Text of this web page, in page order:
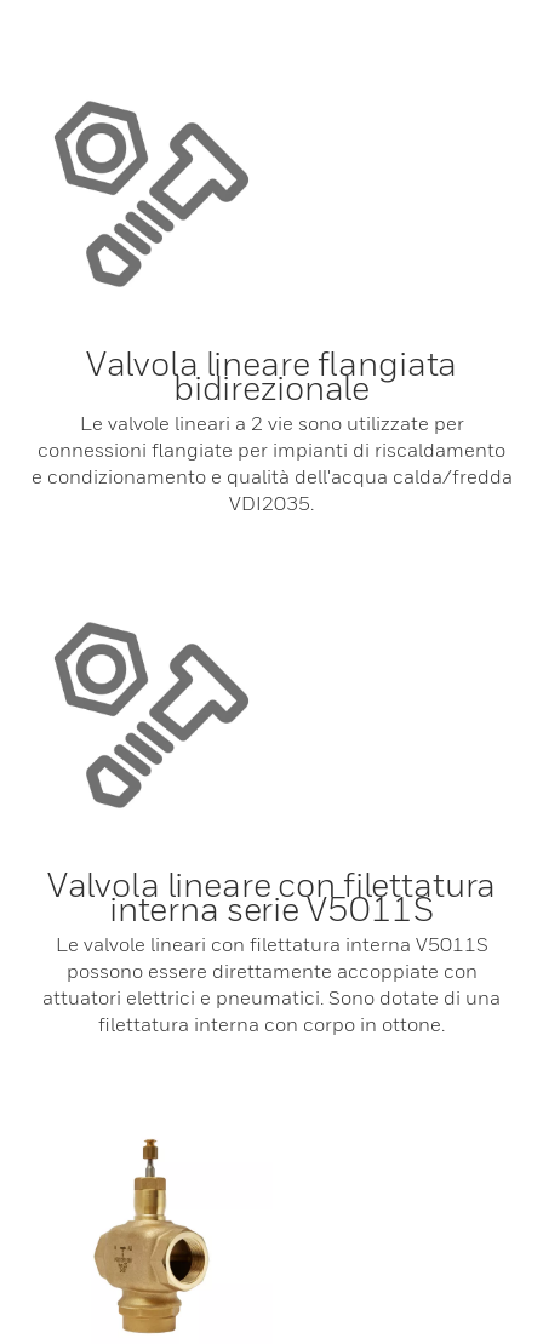
Valvola lineare flangiata
bidirezionale
Le valvole lineari a 2 vie sono utilizzate per
connessioni flangiate per impianti di riscaldamento
e condizionamento e qualità dell'acqua calda/fredda
VDI2035.
Valvola lineare con filettatura
interna serie V5011S
Le valvole lineari con filettatura interna V5011S
possono essere direttamente accoppiate con
attuatori elettrici e pneumatici. Sono dotate di una
filettatura interna con corpo in ottone.